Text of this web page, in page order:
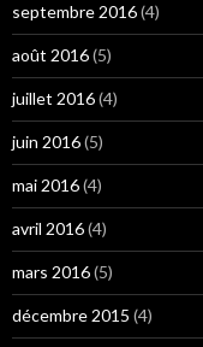
septembre 2016(4)
août 2016(5)
juillet 2016(4)
juin 2016(5)
mai 2016(4)
avril 2016(4)
mars 2016(5)
décembre 2015 (4)